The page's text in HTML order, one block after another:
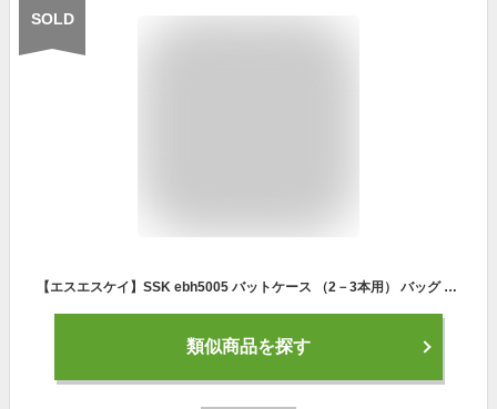
SOLD
【エスエスケイ】SSK ebh5005 バットケース （2－3本用） バッグ カバン ネイビー バッドケース 野球 野球用品 送料無料
類似商品を探す